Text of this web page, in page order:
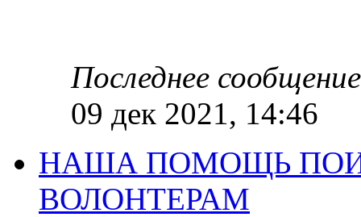
Последнее сообщение
09 дек 2021, 14:46
НАША ПОМОЩЬ
ВОЛОНТЕРАМ